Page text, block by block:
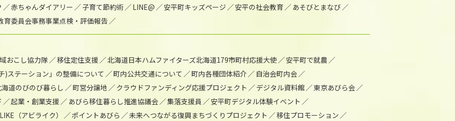
赤ちゃんダイアリー 子育て節約術 LINE@ 安平町キッズページ 安平の社会教育
あそびとまなび
育委員会事務事業点検・評価報告
おこし協力隊 移住定住支援 北海道日本ハムファイターズ北海道179市町村応援大使
安平町で就農
)ステーション」の整備について 町内公共交通について 町内各種団体紹介
自治会町内会
道のびのび暮らし
町営分譲地 クラウドファンディング応援プロジェクト デジタル資料館
東京あびら会
起業・創業支援 あびら移住暮らし推進協議会 集落支援員
安平町デジタル体験イベント
（アビライク） ポイントあびら 未来へつながる復興まちづくりプロジェクト
移住プロモーション